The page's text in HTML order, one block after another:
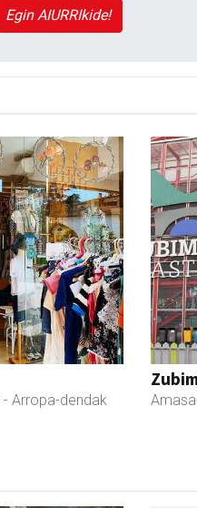
Egin AIURRIkide!
- Arropa-dendak